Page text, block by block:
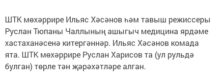
ШТК мөхәррире Ильяс Хәсәнов һәм тавыш режиссеры
Руслан Тюпаны Чаллының ашыгыч медицина ярдәме
хастаханәсенә китергәннәр. Ильяс Хәсәнов комада
ята. ШТК мөхәррире Руслан Харисов та (ул рульдә
булган) төрле тән җәрәхәтләре алган.